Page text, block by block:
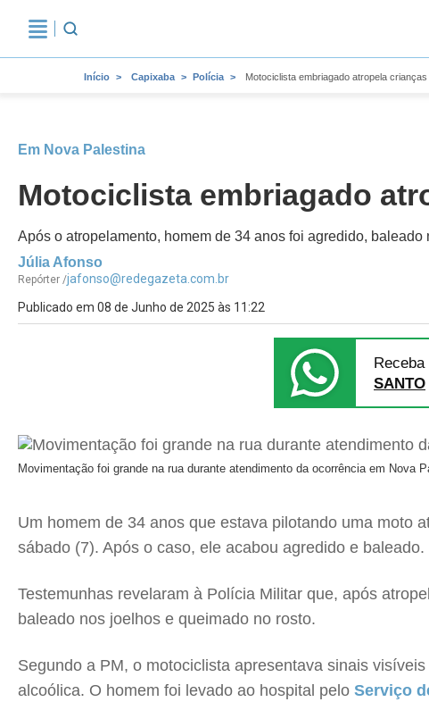
Início Capixaba Polícia Motociclista embriagado atropela
Em Nova Palestina
Motociclista embriagado
Após o atropelamento, homem de 34 anos foi agredido,
Júlia Afonso
Repórter /jafonso@redegazeta.com.br
Publicado em 08 de Junho de 2025 às 11:22
SANTO
Movimentação foi grande na rua durante atendimento da ocorrência em Nova
Um homem de 34 anos que estava pilotando uma moto
sábado (7). Após o caso, ele acabou agredido e
Testemunhas revelaram à Polícia Militar que, após
baleado nos joelhos e queimado no rosto.
Segundo a PM, o motociclista apresentava sinais
alcoólica. O homem foi levado ao hospital pelo Serviço